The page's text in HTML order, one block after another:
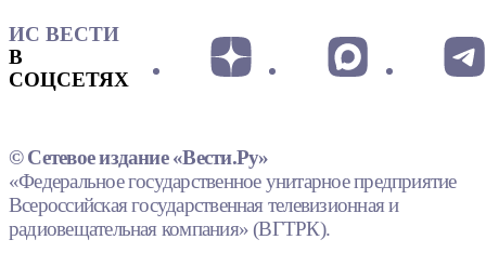
ИС ВЕСТИ
В
СОЦСЕТЯХ
© Сетевое издание «Вести.Ру»
«Федеральное государственное унитарное предприятие
Всероссийская государственная телевизионная и
радиовещательная компания» (ВГТРК).